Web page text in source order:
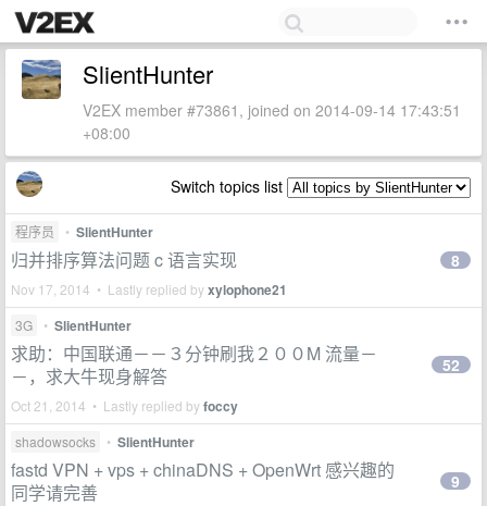
SlientHunter
V2EX member #73861, joined on 2014-09-14 17:43:51
+08:00
Switch topics list
程序员 • SlientHunter
归并排序算法问题 c 语言实现
Nov 17, 2014 • Lastly replied byxylophone21
8
3G • SlientHunter
求助：中国联通－－３分钟刷我２００M 流量－
－，求大牛现身解答
Oct 21, 2014 • Lastly replied byfoccy
52
shadowsocks • SlientHunter
fastd VPN + vps + chinaDNS + OpenWrt 感兴趣的
同学请完善
9